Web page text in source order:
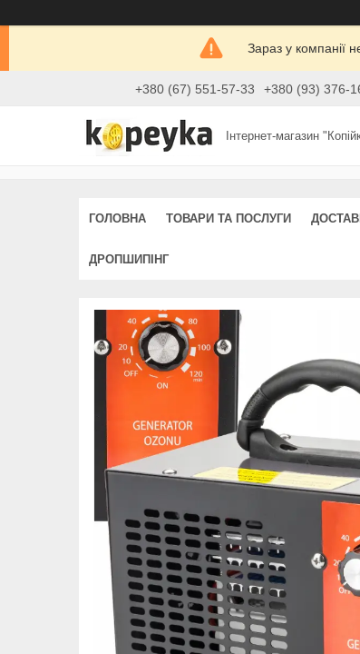
Зараз у компанії
+380 (67) 551-57-33 +380 (93) 376-
Інтернет-магазин
ГОЛОВНА ТОВАРИ ТА ПОСЛУГИ
ДРОПШИПІНГ